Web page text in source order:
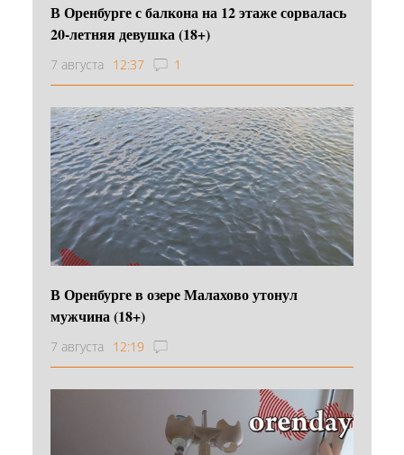
В Оренбурге с балкона на 12 этаже сорвалась
20-летняя девушка (18+)
7 августа 12:37 1
В Оренбурге в озере Малахово утонул
мужчина (18+)
7 августа 12:19